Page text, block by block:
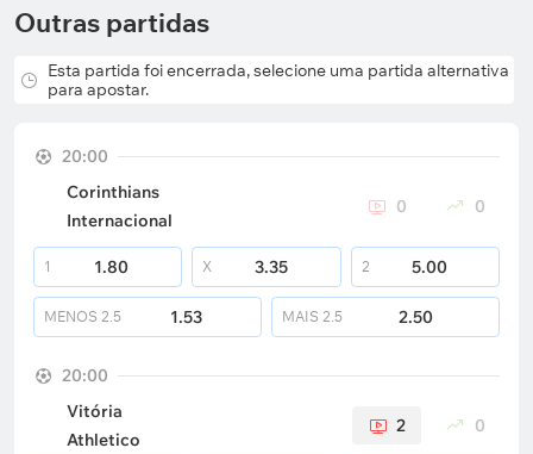
Outras partidas
Esta partida foi encerrada, selecione uma partida alternativa
para apostar.
20:00
Corinthians
Internacional
0 0
1 1.80 X 3.35 2 5.00
MENOS 2.5 1.53 MAIS 2.5 2.50
20:00
Vitória
Athletico
2 0